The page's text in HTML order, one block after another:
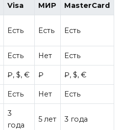
Visa МИР MasterCard
Есть Есть Есть
Есть Нет Есть
₽, $, € ₽ ₽, $, €
Есть Нет Есть
3
года
5 лет 3 года